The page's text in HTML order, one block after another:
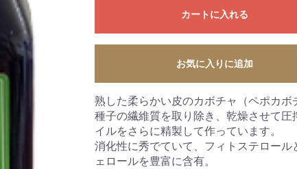
カートに入れる
お気に入りに追加
熟した柔らかい皮のカボチャ（ペポカボ
種子の繊維質を取り除き、乾燥させて圧
イルをさらに精製して作っています。
消化性に秀でていて、フィトステロール
ェロールを豊富に含有。